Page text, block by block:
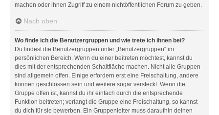
machen oder ihnen Zugriff zu einem nichtöffentlichen Forum zu geben.
Nach oben
Wo finde ich die Benutzergruppen und wie trete ich ihnen bei?
Du findest die Benutzergruppen unter „Benutzergruppen“ im
persönlichen Bereich. Wenn du einer beitreten möchtest, kannst du
dies mit der entsprechenden Schaltfläche machen. Nicht alle Gruppen
sind allgemein offen. Einige erfordern erst eine Freischaltung, andere
können geschlossen sein und weitere sogar versteckt. Wenn die
Gruppe offen ist, kannst du ihr einfach durch die entsprechende
Funktion beitreten; verlangt die Gruppe eine Freischaltung, so kannst
du dich für sie bewerben. Ein Gruppenleiter muss daraufhin deinen